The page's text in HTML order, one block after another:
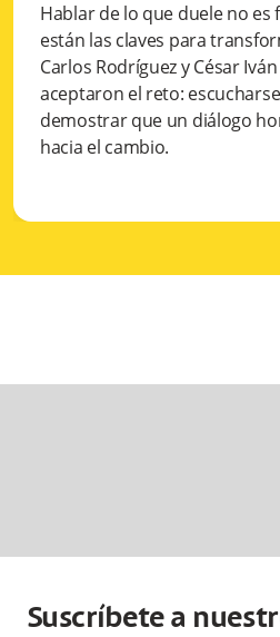
Hablar de lo que duele no es
están las claves para
Carlos Rodríguez y César
aceptaron el reto:
demostrar que un diálogo
hacia el cambio.
Suscríbete a